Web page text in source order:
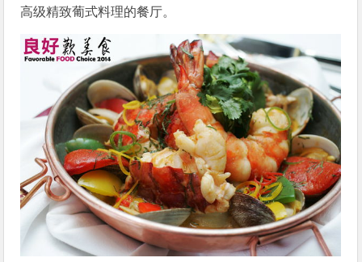
高级精致葡式料理的餐厅。